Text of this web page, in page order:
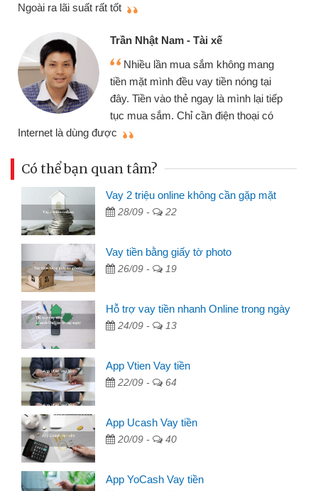
Ngoài ra lãi suất rất tốt
Trần Nhật Nam - Tài xế
Nhiều lần mua sắm không mang
tiền mặt mình đều vay tiền nóng tại
đây. Tiền vào thẻ ngay là mình lại tiếp
tục mua sắm. Chỉ cần điện thoại có
Internet là dùng được
Có thể bạn quan tâm?
Vay 2 triệu online không cần gặp mặt
28/09 - 22
Vay tiền bằng giấy tờ photo
26/09 - 19
Hỗ trợ vay tiền nhanh Online trong ngày
24/09 - 13
App Vtien Vay tiền
22/09 - 64
App Ucash Vay tiền
20/09 - 40
App YoCash Vay tiền